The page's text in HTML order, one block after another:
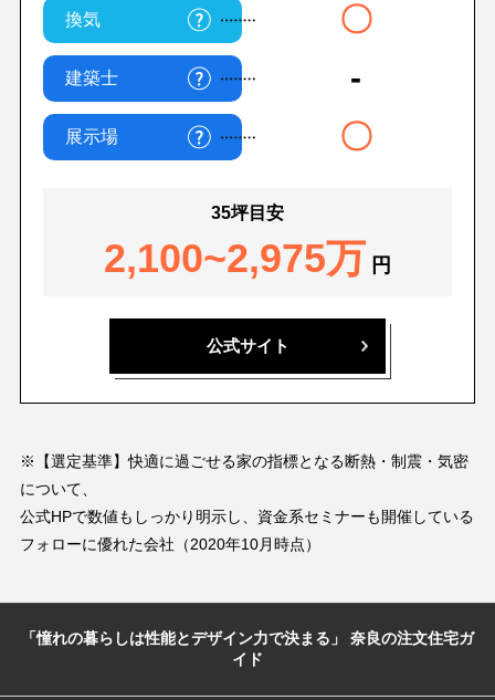
換気 〇
建築士 -
展示場 〇
35坪目安
2,100~2,975万 円
公式サイト
※【選定基準】快適に過ごせる家の指標となる断熱・制震・気密
について、
公式HPで数値もしっかり明示し、資金系セミナーも開催している
フォローに優れた会社（2020年10月時点）
「憧れの暮らしは性能とデザイン力で決まる」 奈良の注文住宅ガ
イド